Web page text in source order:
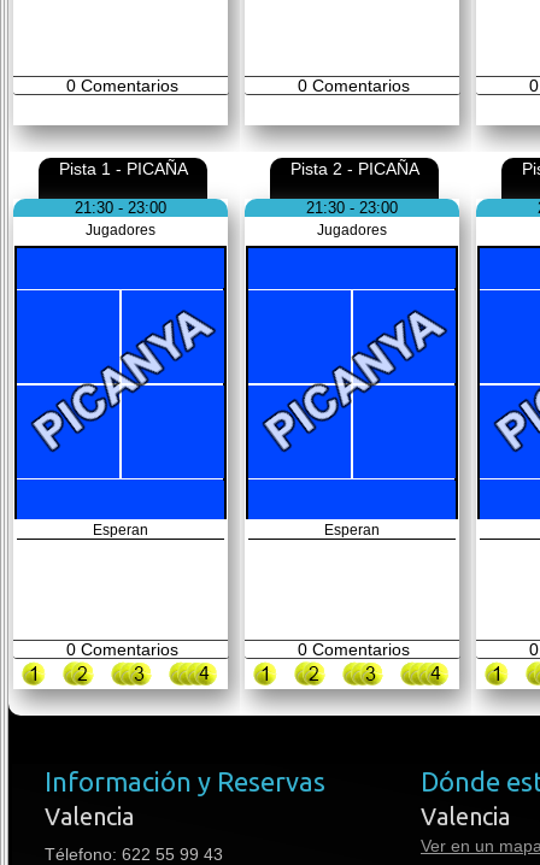
0Comentarios 0Comentarios 0
Pista 1 - PICAÑA
21:30 - 23:00
Jugadores
Esperan
0Comentarios
Pista 2 - PICAÑA
21:30 - 23:00
Jugadores
Esperan
0Comentarios 0
Información y Reservas
Valencia
Télefono: 622 55 99 43
Dónde
Valencia
Ver en un